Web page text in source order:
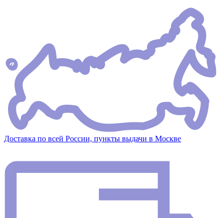
Доставка по всей России, пункты выдачи в Москве